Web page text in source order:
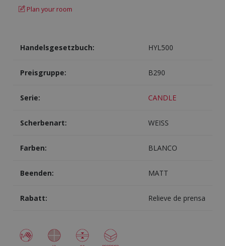
Plan your room
Handelsgesetzbuch: HYL500
Preisgruppe: B290
Serie: CANDLE
Scherbenart: WEISS
Farben: BLANCO
Beenden: MATT
Rabatt: Relieve de prensa